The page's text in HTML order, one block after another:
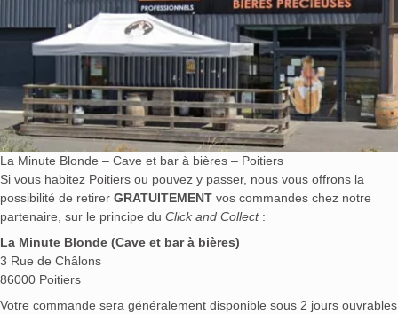
La Minute Blonde – Cave et bar à bières – Poitiers
Si vous habitez Poitiers ou pouvez y passer, nous vous offrons la
possibilité de retirer GRATUITEMENT vos commandes chez notre
partenaire, sur le principe du Click and Collect:
La Minute Blonde (Cave et bar à bières)
3 Rue de Châlons
86000 Poitiers
Votre commande sera généralement disponible sous 2 jours ouvrables